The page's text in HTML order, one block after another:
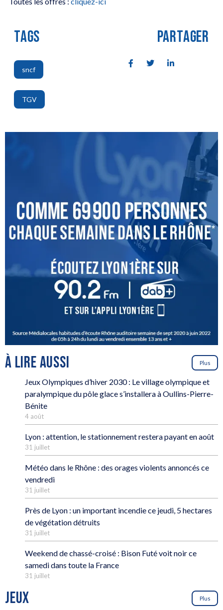
TAGS
sncf
,
TGV
PARTAGER
À LIRE AUSSI Plus
Jeux Olympiques d’hiver 2030 : Le village olympique et
paralympique du pôle glace s’installera à Oullins-Pierre-
Bénite
4 août
Lyon : attention, le stationnement restera payant en août
31 juillet
Météo dans le Rhône : des orages violents annoncés ce
vendredi
31 juillet
Près de Lyon : un important incendie ce jeudi, 5 hectares
de végétation détruits
31 juillet
Weekend de chassé-croisé : Bison Futé voit noir ce
samedi dans toute la France
31 juillet
JEUX Plus